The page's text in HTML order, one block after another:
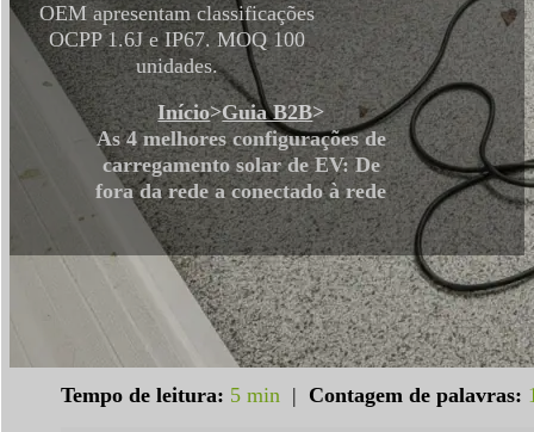
OEM apresentam classificações
OCPP 1.6J e IP67. MOQ 100
unidades.
Início>Guia B2B>
As 4 melhores configurações de
carregamento solar de EV: De
fora da rede a conectado à rede
Tempo de leitura: 5 min| Contagem de palavras: